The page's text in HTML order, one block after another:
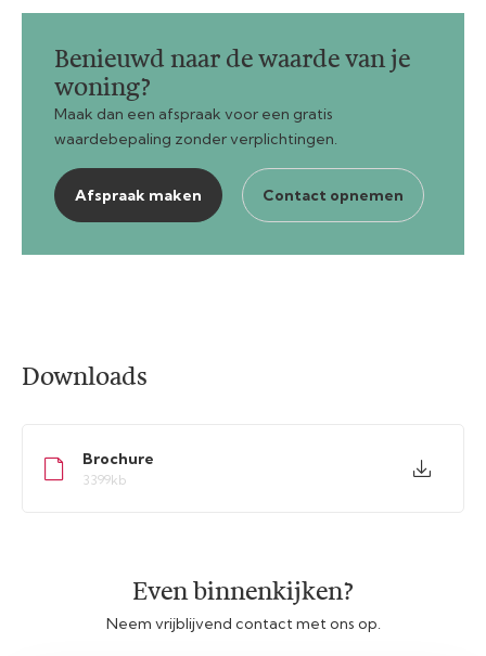
Benieuwd naar de waarde van je
woning?
Maak dan een afspraak voor een gratis
waardebepaling zonder verplichtingen.
Afspraak maken Contact opnemen
Downloads
Brochure
3399kb
Even binnenkijken?
Neem vrijblijvend contact met ons op.